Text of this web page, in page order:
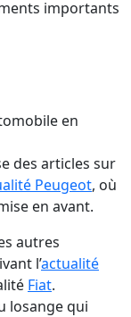
importants
en
des articles sur
Peugeot, où
en avant.
autres
l’actualité
Fiat.
losange qui